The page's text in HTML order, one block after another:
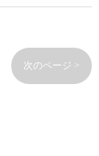
次のページ >